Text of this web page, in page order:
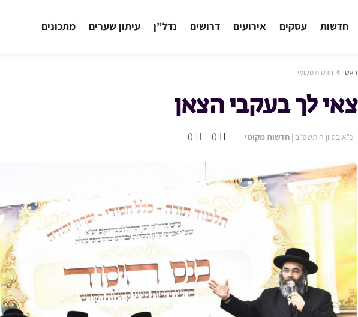
חדשות עסקים אירועים דרושים נדל”ן עיתון שערים מתכונים
ראשי חדשות מקומי
צאי לך בעקבי הצאן
כ״א בסיון ה׳תשפ״ב | חדשות מקומי 0
0